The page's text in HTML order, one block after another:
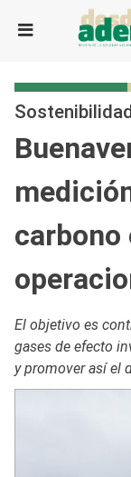
carbono
El objetivo es
gases de efecto
y promover así el